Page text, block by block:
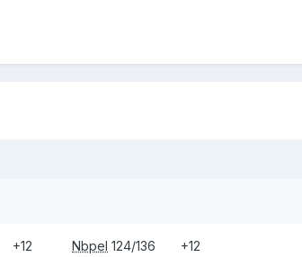
+12 Nbpel 124/136 +12